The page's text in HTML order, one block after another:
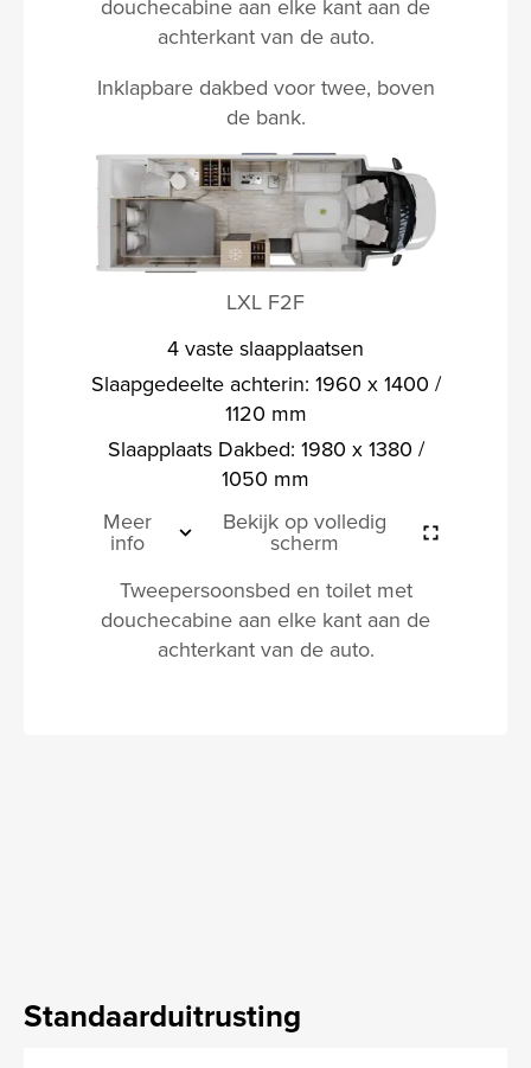
douchecabine aan elke kant aan de
achterkant van de auto.
Inklapbare dakbed voor twee, boven
de bank.
LXL F2F
4 vaste slaapplaatsen
Slaapgedeelte achterin: 1960 x 1400 /
1120 mm
Slaapplaats Dakbed: 1980 x 1380 /
1050 mm
Meer
info
Bekijk op volledig
scherm
Tweepersoonsbed en toilet met
douchecabine aan elke kant aan de
achterkant van de auto.
Standaarduitrusting